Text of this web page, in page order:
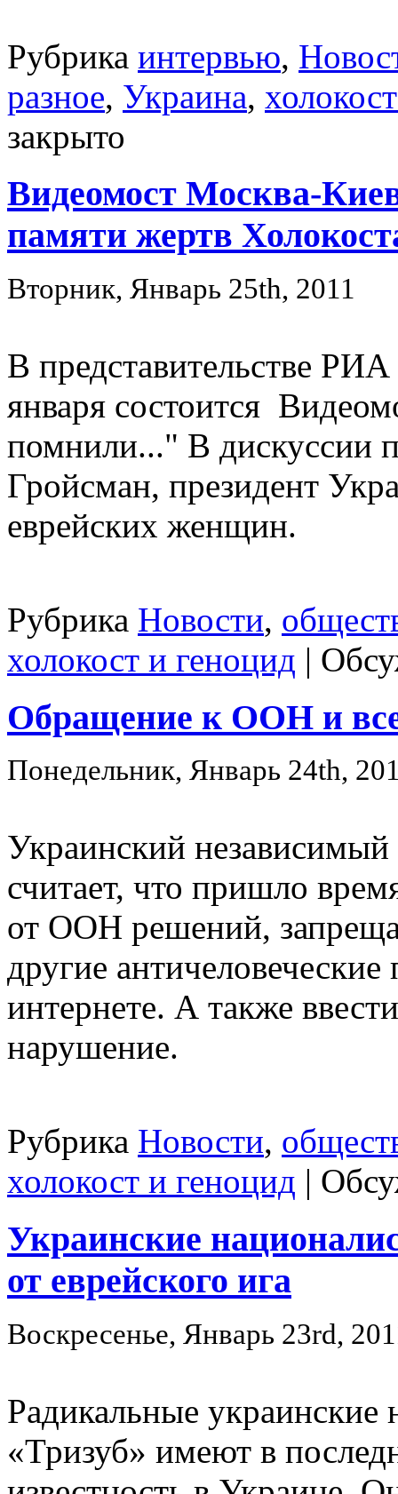
Рубрика интервью,
разное, Украина,
закрыто
Видеомост Москва-
памяти жертв
Вторник, Январь 25th, 2011
В представительстве
января состоится
помнили..." В дискуссии
Гройсман, президент
еврейских женщин.
Рубрика Новости,
холокост и геноцид |
Обращение к ООН и
Понедельник, Январь 24th,
Украинский
считает, что пришло
от ООН решений,
другие
интернете. А также
нарушение.
Рубрика Новости,
холокост и геноцид |
Украинские
от еврейского ига
Воскресенье, Январь 23rd,
Радикальные украинские
«Тризуб» имеют в